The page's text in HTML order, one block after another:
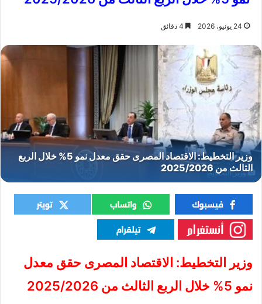
24 يونيو، 2026
وزير التخطيط
وزير التخطيط: الاقتصاد المصرى حقق معدل
نمو 5% خلال الربع الثالث من 2025/2026